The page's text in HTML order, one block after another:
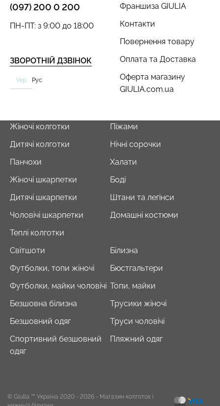
Франшиза GIULIA
Контакти
Повернення товару
Оплата та Доставка
Оферта магазину
GIULIA.com.ua
(097) 200 0 200
ЗВОРОТНІЙ ДЗВІНОК
ПН-ПТ: з 9:00 до 18:00
Укр Рус
Жіночі колготки
Дитячі колготки
Панчохи
Жіночі шкарпетки
Дитячі шкарпетки
Чоловічі шкарпетки
Теплі колготки
Піжами
Нічні сорочки
Халати
Боді
Штани та легінси
Домашні костюми
Світшоти
Футболки, топи жіночі
Футболки, майки чоловічі
Безшовна білизна
Безшовний одяг
Спортивний безшовний
одяг
Білизна
Бюстгальтери
Топи, майки
Трусики жіночі
Труси чоловічі
Пляжний одяг
© Giulia ™ Україна 2020 - 2026 - Магазин колготок і